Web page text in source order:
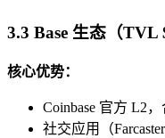
3.3 Base 生态（TVL
核心优势：
Coinbase 官方 L2
社交应用（